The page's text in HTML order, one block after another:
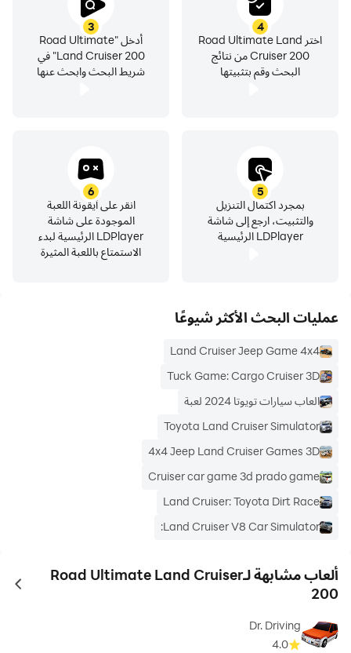
التي يصعب اختراقها في الجبال والمنحدرات والأراضي الجبلية؟ إذا
كنت مستعدًا لسباق المدينة ، والانجراف الشديد ومهمات الانجراف
مع سيارات تويوتا الفريدة بجودة HD. هل يمكنك القيادة في العالم
المفتوح باستخدام محاكي السائق؟ تعتبر سيارة لاند كروزر 200
Cruiser 300 في الحياة الواقعية من خلال لعب city Racing
3
أدخل "Road Ultimate
Land Cruiser 200" في
شريط البحث وابحث عنها
4
اختر Road Ultimate Land
Cruiser 200 من نتائج
البحث وقم بتثبيتها
5
بمجرد اكتمال التنزيل
والتثبيت، ارجع إلى شاشة
LDPlayer الرئيسية
6
انقر على أيقونة اللعبة
الموجودة على شاشة
LDPlayer الرئيسية لبدء
الاستمتاع باللعبة المثيرة
عمليات البحث الأكثر شيوعًا
Land Cruiser Jeep Game 4x4
Tuck Game: Cargo Cruiser 3D
العاب سيارات تويوتا 2024 لعبة
Toyota Land Cruiser Simulator
4x4 Jeep Land Cruiser Games 3D
Cruiser car game 3d prado game
Land Cruiser: Toyota Dirt Race
Land Cruiser V8 Car Simulator:
ألعاب مشابهة لـRoad Ultimate Land Cruiser
200
Dr. Driving
4.0